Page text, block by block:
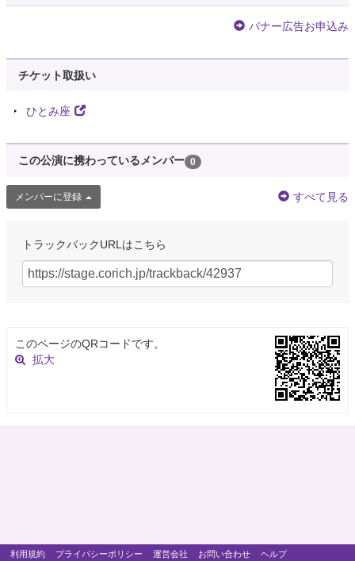
バナー広告お申込み
チケット取扱い
ひとみ座
この公演に携わっているメンバー 0
メンバーに登録 すべて見る
トラックバックURLはこちら
このページのQRコードです。
拡大
利用規約 プライバシーポリシー 運営会社 お問い合わせ
ヘルプ